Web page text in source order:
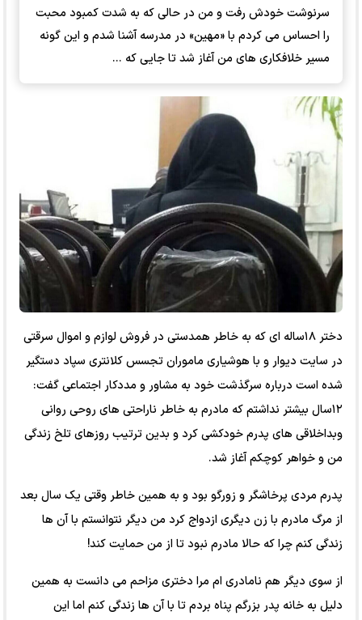
سرنوشت خودش رفت و من در حالی که به شدت کمبود محبت
را احساس می کردم با «مهین» در مدرسه آشنا شدم و این گونه
مسیر خلافکاری های من آغاز شد تا جایی که ...
دختر ۱۸ساله ای که به خاطر همدستی در فروش لوازم و اموال سرقتی
در سایت دیوار و با هوشیاری ماموران تجسس کلانتری سپاد دستگیر
شده است درباره سرگذشت خود به مشاور و مددکار اجتماعی گفت:
۱۲سال بیشتر نداشتم که مادرم به خاطر ناراحتی های روحی روانی
وبداخلاقی های پدرم خودکشی کرد و بدین ترتیب روزهای تلخ زندگی
من و خواهر کوچکم آغاز شد.
پدرم مردی پرخاشگر و زورگو بود و به همین خاطر وقتی یک سال بعد
از مرگ مادرم با زن دیگری ازدواج کرد من دیگر نتوانستم با آن ها
زندگی کنم چرا که حالا مادرم نبود تا از من حمایت کند!
از سوی دیگر هم نامادری ام مرا دختری مزاحم می دانست به همین
دلیل به خانه پدر بزرگم پناه بردم تا با آن ها زندگی کنم اما این